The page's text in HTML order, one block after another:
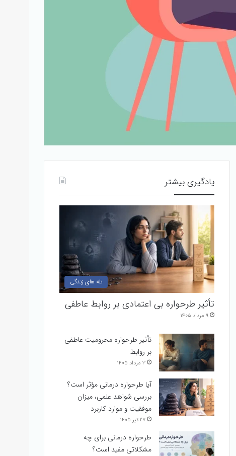
یادگیری بیشتر
تله های زندگی
تأثیر طرحواره بی اعتمادی بر روابط عاطفی
۹ مرداد ۱۴۰۵
تأثیر طرحواره محرومیت عاطفی
بر روابط
۳ مرداد ۱۴۰۵
آیا طرحواره درمانی مؤثر است؟
بررسی شواهد علمی، میزان
موفقیت و موارد کاربرد
۲۷ تیر ۱۴۰۵
طرحواره درمانی برای چه
مشکلاتی مفید است؟